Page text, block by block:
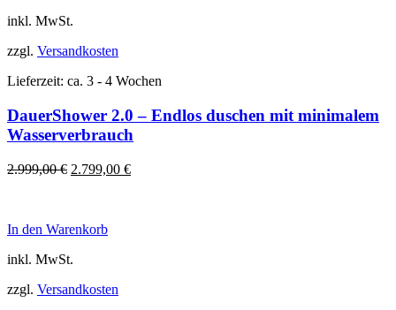
inkl. MwSt.
zzgl. Versandkosten
Lieferzeit: ca. 3 - 4 Wochen
DauerShower 2.0 – Endlos duschen mit minimalem
Wasserverbrauch
2.999,00€ Ursprünglicher
2.799,00 €Aktueller
In den Warenkorb
inkl. MwSt.
zzgl. Versandkosten